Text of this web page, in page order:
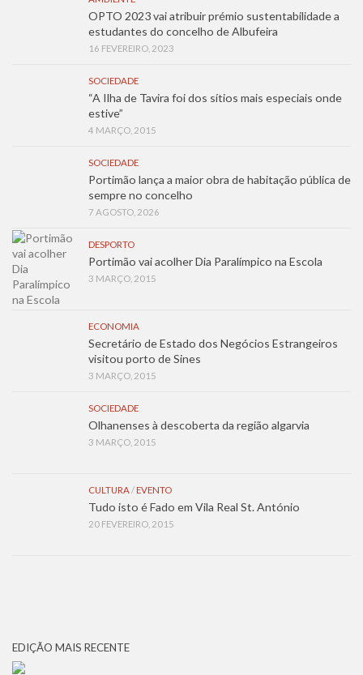
OPTO 2023 vai atribuir prémio sustentabilidade a
estudantes do concelho de Albufeira
16 FEVEREIRO, 2023
SOCIEDADE
“A Ilha de Tavira foi dos sítios mais especiais onde
estive”
4 MARÇO, 2015
SOCIEDADE
Portimão lança a maior obra de habitação pública de
sempre no concelho
7 AGOSTO, 2026
DESPORTO
Portimão vai acolher Dia Paralímpico na Escola
3 MARÇO, 2015
ECONOMIA
Secretário de Estado dos Negócios Estrangeiros
visitou porto de Sines
3 MARÇO, 2015
SOCIEDADE
Olhanenses à descoberta da região algarvia
3 MARÇO, 2015
CULTURA / EVENTO
Tudo isto é Fado em Vila Real St. António
20 FEVEREIRO, 2015
EDIÇÃO MAIS RECENTE